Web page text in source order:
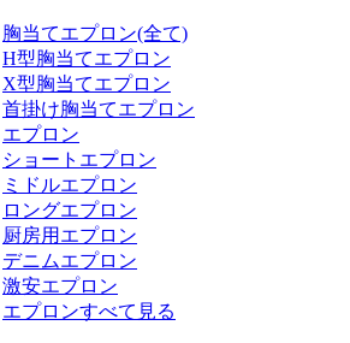
胸当てエプロン(全て)
H型胸当てエプロン
X型胸当てエプロン
首掛け胸当てエプロン
エプロン
ショートエプロン
ミドルエプロン
ロングエプロン
厨房用エプロン
デニムエプロン
激安エプロン
エプロンすべて見る